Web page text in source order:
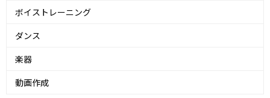
ボイストレーニング
ダンス
楽器
動画作成